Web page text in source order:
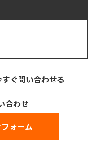
ぐ問い合わせる
合わせ
ォーム